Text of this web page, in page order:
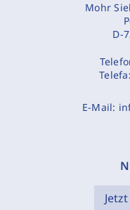
Mohr
D-
E-Mail: